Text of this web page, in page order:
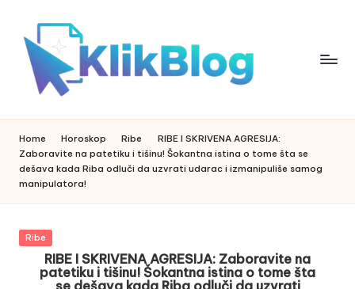
content
li
b
l
o
g
Home Horoskop Ribe
RIBE I SKRIVENA AGRESIJA:
Zaboravite na patetiku i tišinu! Šokantna istina o tome šta se
dešava kada Riba odluči da uzvrati udarac i izmanipuliše samog
manipulatora!
Posted
Ribe
RIBE I SKRIVENA AGRESIJA: Zaboravite na
patetiku i tišinu! Šokantna istina o tome šta